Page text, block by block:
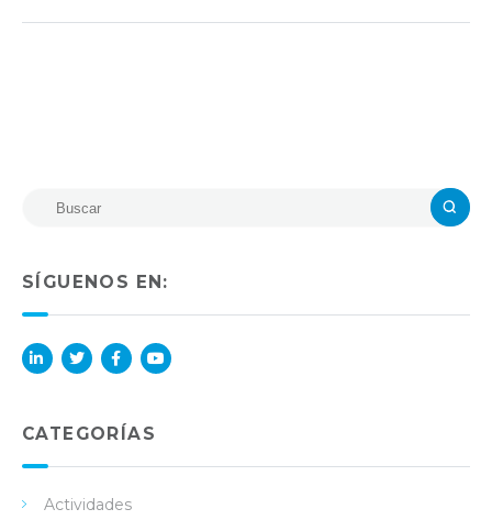
SÍGUENOS EN:
in
ok
e
CATEGORÍAS
Actividades